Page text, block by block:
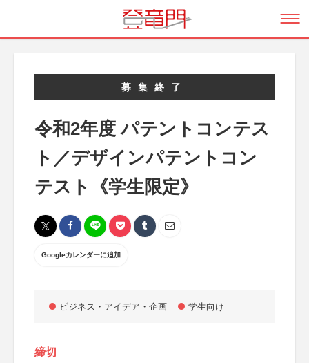
募集終了
令和2年度 パテントコンテス
ト／デザインパテントコン
テスト《学生限定》
Googleカレンダーに追加
ビジネス・アイデア・企画 学生向け
締切